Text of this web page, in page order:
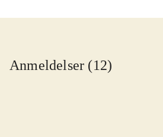
Anmeldelser (12)